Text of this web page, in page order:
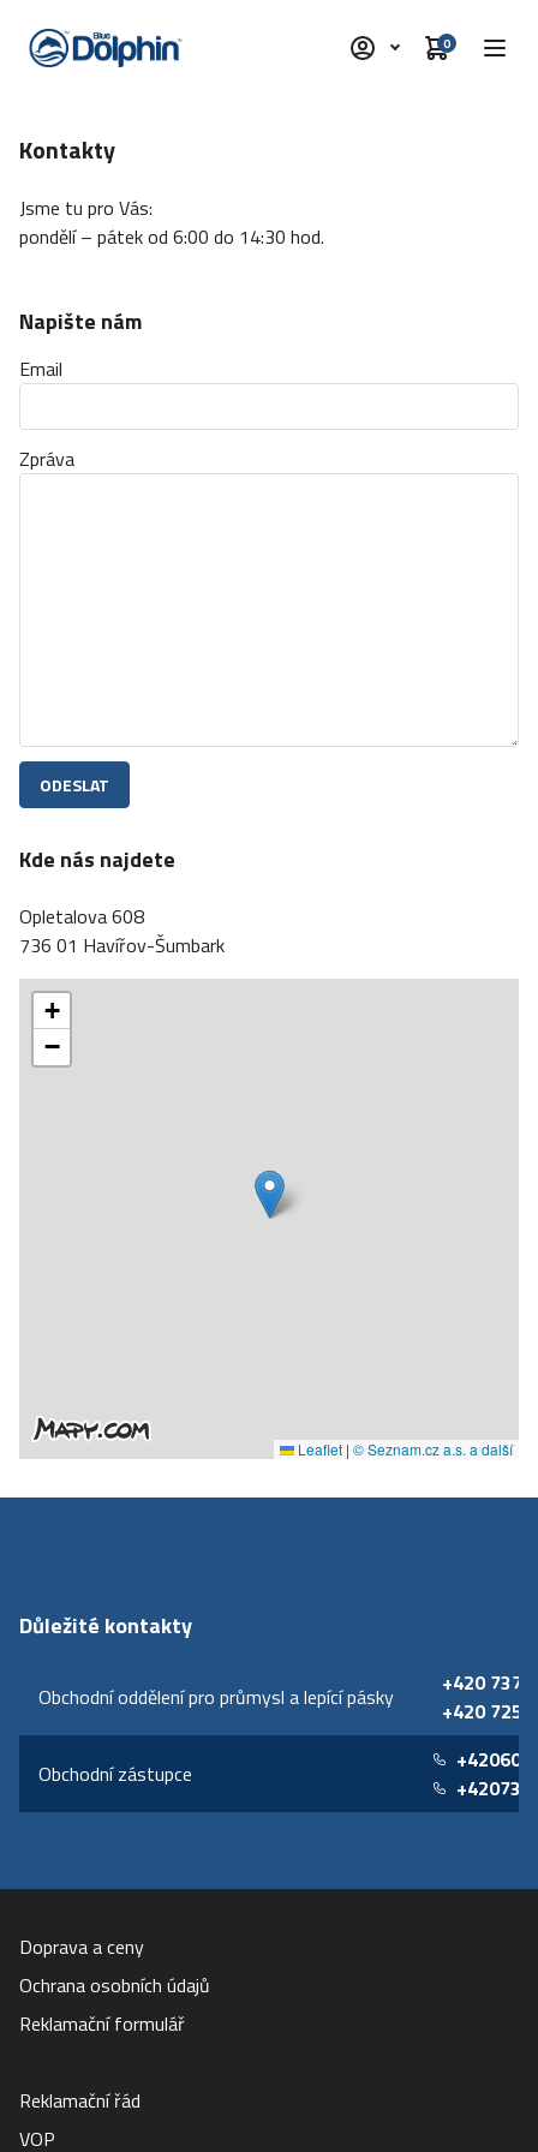
0
Kontakty
Jsme tu pro Vás:
pondělí – pátek od 6:00 do 14:30 hod.
Napište nám
Email
Zpráva
Kde nás najdete
Opletalova 608
736 01 Havířov-Šumbark
+
−
Leaflet | © Seznam.cz a.s. a další
Důležité kontakty
Obchodní oddělení pro průmysl a lepící pásky
+420 737
+420 725
Obchodní zástupce
Doprava a ceny
Ochrana osobních údajů
Reklamační formulář
Reklamační řád
VOP